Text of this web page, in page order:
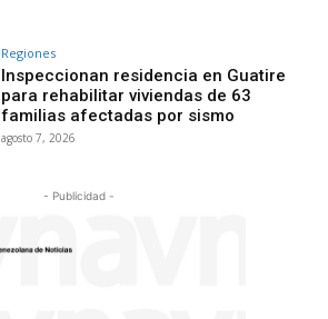
Regiones
Inspeccionan residencia en Guatire
para rehabilitar viviendas de 63
familias afectadas por sismo
agosto 7, 2026
- Publicidad -